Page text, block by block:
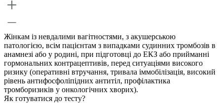
Жінкам із невдалими вагітностями, з акушерською
патологією, всім пацієнтам з випадками судинних тромбозів в
анамнезі або у родині, при підготовці до ЕКЗ або прийманні
гормональних контрацептивів, перед ситуаціями високого
ризику (оперативні втручання, тривала іммобілізація, високий
рівень антифосфоліпідних антитіл, профілактика
тромборизиків у онкологічних хворих).
Як готуватися до тесту?